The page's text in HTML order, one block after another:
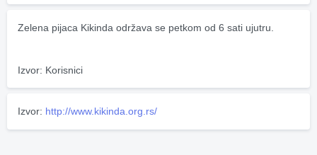
Zelena pijaca Kikinda održava se petkom od 6 sati ujutru.
Izvor: Korisnici
Izvor: http://www.kikinda.org.rs/